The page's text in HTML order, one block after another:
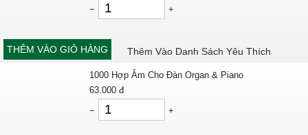
−
+
THÊM VÀO GIỎ HÀNG Thêm Vào Danh Sách Yêu Thích
1000 Hợp Âm Cho Đàn Organ & Piano
63.000 đ
−
+